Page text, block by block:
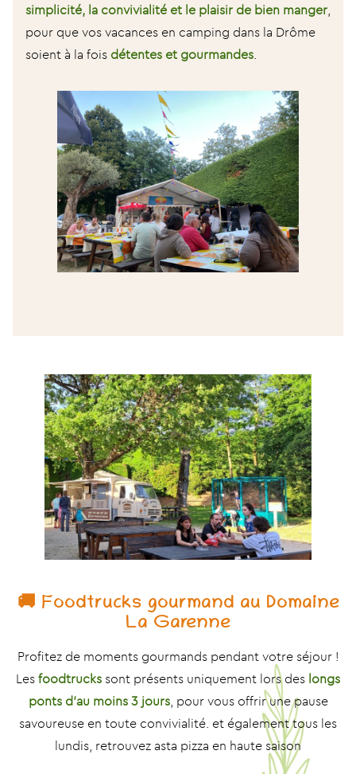
simplicité, la convivialité et le plaisir de bien manger
pour que vos vacances en camping dans la Drôme
soient à la fois détentes et gourmandes
🚚 Foodtrucks gourmand au Domaine
La Garenne
Profitez de moments gourmands pendant votre séjour !
Les foodtrucks sont présents uniquement lors des longs
ponts d’au moins 3 jours, pour vous offrir une pause
savoureuse en toute convivialité. et également tous les
lundis, retrouvez asta pizza en haute saison